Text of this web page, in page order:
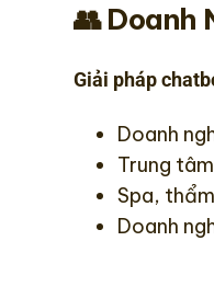
👥 Doanh
Giải pháp
Doanh
Trung
Spa,
Doanh